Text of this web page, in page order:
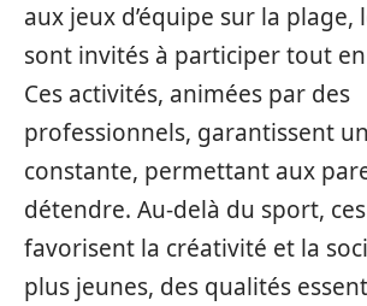
aux jeux d’équipe sur la plage,
sont invités à participer tout en
Ces activités, animées par des
professionnels, garantissent
constante, permettant aux
détendre. Au-delà du sport,
favorisent la créativité et la
plus jeunes, des qualités